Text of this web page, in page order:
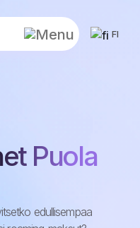
FI
Puola
edullisempaa